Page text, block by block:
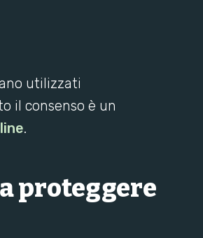
utilizzati
il consenso è un
.
proteggere